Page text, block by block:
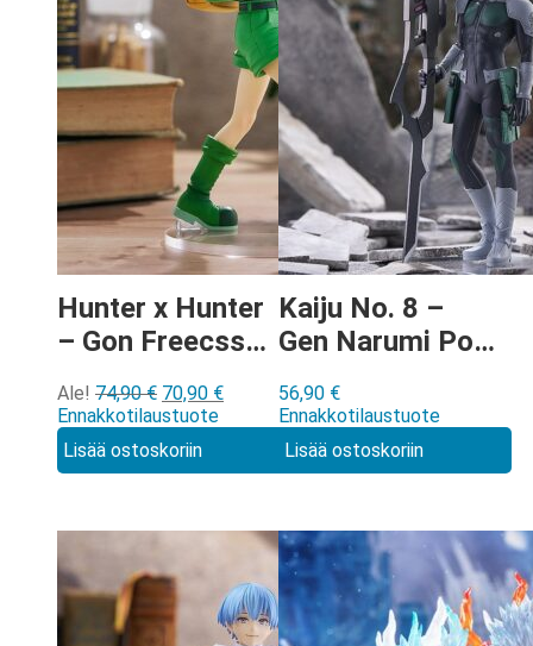
Hunter x Hunter
– Gon Freecss
figuuri
Ale! 74,90€ Alkuperäinen
hinta
oli:
74,90 €.
70,90 €Nykyinen
70,90 €.
Ennakkotilaustuote
Lisää ostoskoriin
Kaiju No. 8 –
Gen Narumi Pop
figuuri
56,90 €
Ennakkotilaustuote
Lisää ostoskoriin